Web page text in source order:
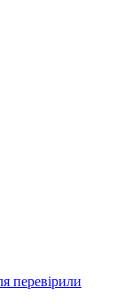
перевірили